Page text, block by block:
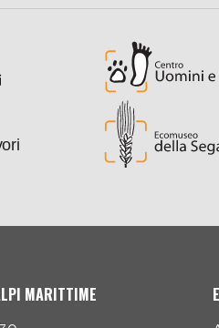
MARITTIME